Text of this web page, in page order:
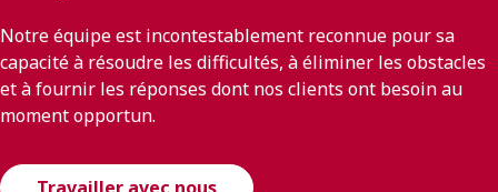
Notre équipe est incontestablement reconnue pour sa
capacité à résoudre les difficultés, à éliminer les obstacles
et à fournir les réponses dont nos clients ont besoin au
moment opportun.